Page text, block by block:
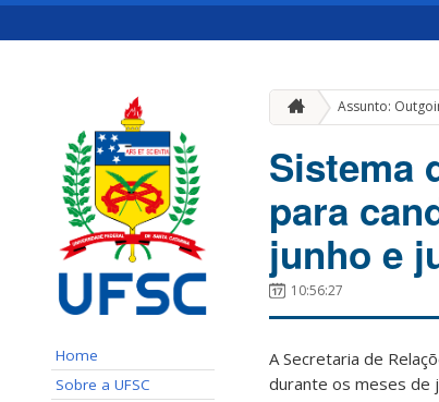
Home
Sobre a UFSC
Assunto:
Sistema
para
junho e
10:56:27
A Secretaria de
durante os meses de